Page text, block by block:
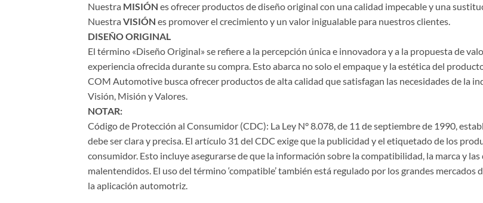
Nuestra MISIÓN es ofrecer productos de diseño original con una calidad impecable y una
Nuestra VISIÓN es promover el crecimiento y un valor inigualable para nuestros clientes.
DISEÑO ORIGINAL
El término «Diseño Original» se refiere a la percepción única e innovadora y a la propuesta de
experiencia ofrecida durante su compra. Esto abarca no solo el empaque y la estética del
COM Automotive busca ofrecer productos de alta calidad que satisfagan las necesidades de la
Visión, Misión y Valores.
NOTAR:
Código de Protección al Consumidor (CDC): La Ley N° 8.078, de 11 de septiembre de 1990,
debe ser clara y precisa. El artículo 31 del CDC exige que la publicidad y el etiquetado de los
consumidor. Esto incluye asegurarse de que la información sobre la compatibilidad, la marca y
malentendidos. El uso del término ‘compatible’ también está regulado por los grandes
la aplicación automotriz.